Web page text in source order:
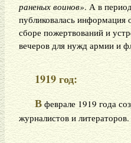
раненых воинов». А в
публиковалась информация
сборе пожертвований и
вечеров для нужд армии и
1919 год:
В феврале 1919 года
журналистов и литераторов.